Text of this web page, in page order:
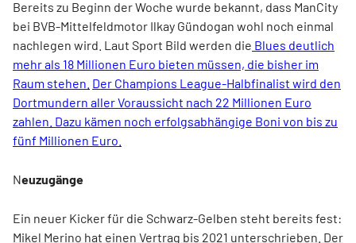
Bereits zu Beginn der Woche wurde bekannt, dass ManCity
bei BVB-Mittelfeldmotor Ilkay Gündogan wohl noch einmal
nachlegen wird. Laut Sport Bild werden die Blues deutlich
mehr als 18 Millionen Euro bieten müssen, die bisher im
Raum stehen. Der Champions League-Halbfinalist wird den
Dortmundern allerVoraussicht nach 22 Millionen Euro
zahlen. Dazu kämen noch erfolgsabhängige Boni von bis zu
fünf Millionen Euro.
Neuzugänge
Ein neuer Kicker für die Schwarz-Gelben steht bereits fest:
Mikel Merino hat einen Vertrag bis 2021 unterschrieben. Der